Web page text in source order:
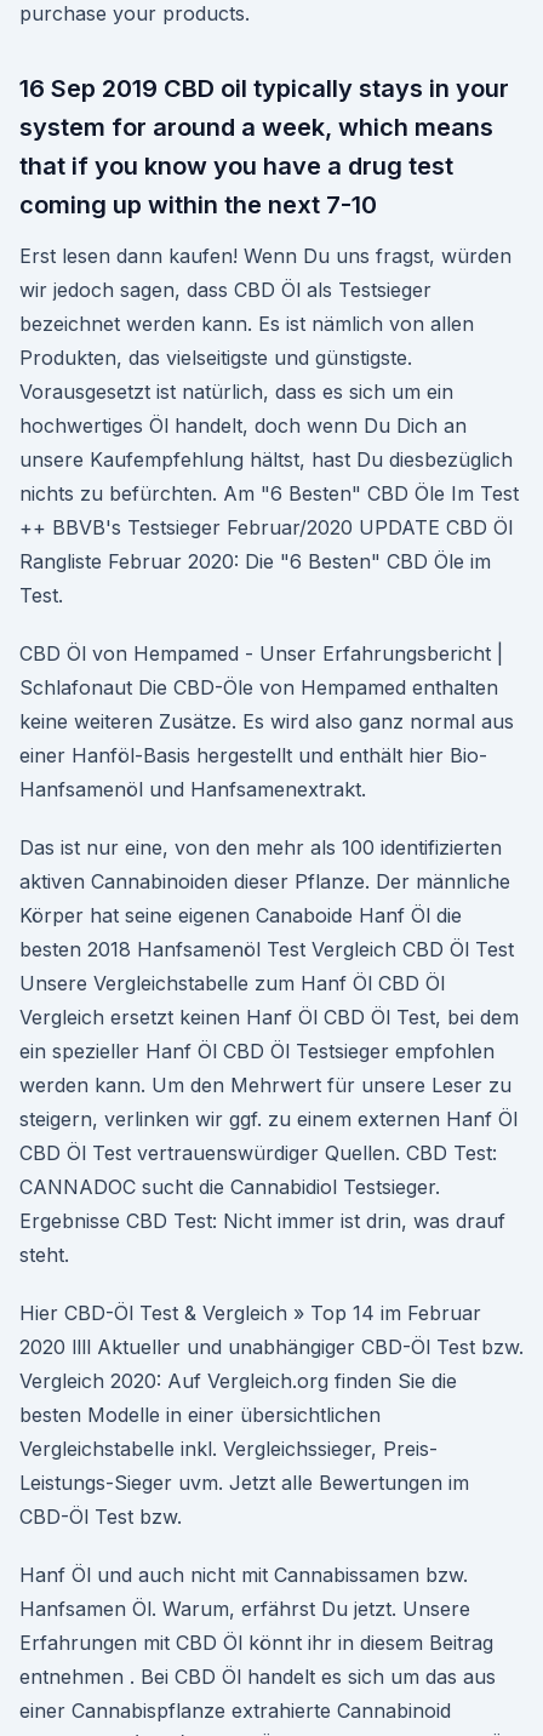
purchase your products.
16 Sep 2019 CBD oil typically stays in your
system for around a week, which means
that if you know you have a drug test
coming up within the next 7-10
Erst lesen dann kaufen! Wenn Du uns fragst, würden
wir jedoch sagen, dass CBD Öl als Testsieger
bezeichnet werden kann. Es ist nämlich von allen
Produkten, das vielseitigste und günstigste.
Vorausgesetzt ist natürlich, dass es sich um ein
hochwertiges Öl handelt, doch wenn Du Dich an
unsere Kaufempfehlung hältst, hast Du diesbezüglich
nichts zu befürchten. Am "6 Besten" CBD Öle Im Test
++ BBVB's Testsieger Februar/2020 UPDATE CBD Öl
Rangliste Februar 2020: Die "6 Besten" CBD Öle im
Test.
CBD Öl von Hempamed - Unser Erfahrungsbericht |
Schlafonaut Die CBD-Öle von Hempamed enthalten
keine weiteren Zusätze. Es wird also ganz normal aus
einer Hanföl-Basis hergestellt und enthält hier Bio-
Hanfsamenöl und Hanfsamenextrakt.
Das ist nur eine, von den mehr als 100 identifizierten
aktiven Cannabinoiden dieser Pflanze. Der männliche
Körper hat seine eigenen Canaboide Hanf Öl die
besten 2018 Hanfsamenöl Test Vergleich CBD Öl Test
Unsere Vergleichstabelle zum Hanf Öl CBD Öl
Vergleich ersetzt keinen Hanf Öl CBD Öl Test, bei dem
ein spezieller Hanf Öl CBD Öl Testsieger empfohlen
werden kann. Um den Mehrwert für unsere Leser zu
steigern, verlinken wir ggf. zu einem externen Hanf Öl
CBD Öl Test vertrauenswürdiger Quellen. CBD Test:
CANNADOC sucht die Cannabidiol Testsieger.
Ergebnisse CBD Test: Nicht immer ist drin, was drauf
steht.
Hier CBD-Öl Test & Vergleich » Top 14 im Februar
2020 llll Aktueller und unabhängiger CBD-Öl Test bzw.
Vergleich 2020: Auf Vergleich.org finden Sie die
besten Modelle in einer übersichtlichen
Vergleichstabelle inkl. Vergleichssieger, Preis-
Leistungs-Sieger uvm. Jetzt alle Bewertungen im
CBD-Öl Test bzw.
Hanf Öl und auch nicht mit Cannabissamen bzw.
Hanfsamen Öl. Warum, erfährst Du jetzt. Unsere
Erfahrungen mit CBD Öl könnt ihr in diesem Beitrag
entnehmen . Bei CBD Öl handelt es sich um das aus
einer Cannabispflanze extrahierte Cannabinoid